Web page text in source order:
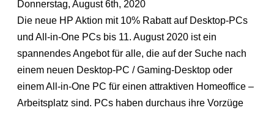
Donnerstag, August 6th, 2020
Die neue HP Aktion mit 10% Rabatt auf Desktop-PCs
und All-in-One PCs bis 11. August 2020 ist ein
spannendes Angebot für alle, die auf der Suche nach
einem neuen Desktop-PC / Gaming-Desktop oder
einem All-in-One PC für einen attraktiven Homeoffice –
Arbeitsplatz sind. PCs haben durchaus ihre Vorzüge